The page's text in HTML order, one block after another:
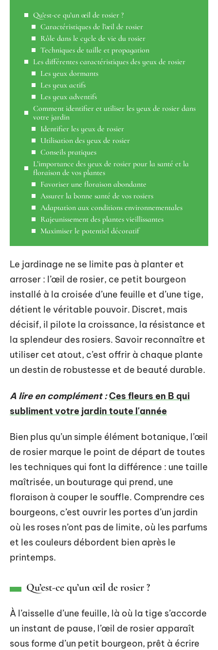
Qu’est-ce qu’un œil de rosier ?
Caractéristiques de l’œil de rosier
Rôle dans le cycle de vie du rosier
Techniques de taille et propagation
Les différentes caractéristiques des yeux de rosier
Les yeux dormants
Les yeux actifs
Les yeux adventifs
Comment identifier et utiliser les yeux de rosier dans
votre jardin
Identifier les yeux de rosier
Utilisation des yeux de rosier
Conseils pratiques
L’importance des yeux de rosier pour la santé et la
floraison de vos plantes
Favoriser une floraison abondante
Assurer la bonne santé de vos rosiers
Adaptation aux conditions environnementales
Rajeunissement des plantes vieillissantes
Maximiser le potentiel décoratif
Le jardinage ne se limite pas à planter et
arroser : l’œil de rosier, ce petit bourgeon
installé à la croisée d’une feuille et d’une tige,
détient le véritable pouvoir. Discret, mais
décisif, il pilote la croissance, la résistance et
la splendeur des rosiers. Savoir reconnaître et
utiliser cet atout, c’est offrir à chaque plante
un destin de robustesse et de beauté durable.
A lire en complément :Ces fleurs en B qui
subliment votre jardin toute l'année
Bien plus qu’un simple élément botanique, l’œil
de rosier marque le point de départ de toutes
les techniques qui font la différence : une taille
maîtrisée, un bouturage qui prend, une
floraison à couper le souffle. Comprendre ces
bourgeons, c’est ouvrir les portes d’un jardin
où les roses n’ont pas de limite, où les parfums
et les couleurs débordent bien après le
printemps.
Qu’est-ce qu’un œil de rosier ?
À l’aisselle d’une feuille, là où la tige s’accorde
un instant de pause, l’œil de rosier apparaît
sous forme d’un petit bourgeon, prêt à écrire